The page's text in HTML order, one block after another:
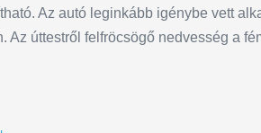
Az autó leginkább igénybe vett
Az úttestről felfröcsögő nedvesség a